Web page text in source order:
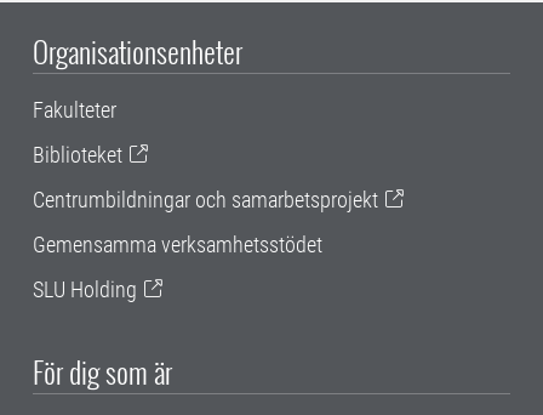
Organisationsenheter
Fakulteter
Biblioteket
Centrumbildningar och samarbetsprojekt
Gemensamma verksamhetsstödet
SLU Holding
För dig som är